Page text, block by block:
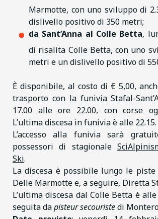
Marmotte, con uno sviluppo di
dislivello positivo di 350 metri;
da Sant’Anna al Colle Betta,
di risalita Colle Betta, con uno
metri e un dislivello positivo di
È disponibile, al costo di € 5,00,
trasporto con la funivia Stafal-
17.00 alle ore 22.00, con corse
L’ultima discesa in funivia è alle 22.15.
L’accesso alla funivia sarà
possessori di stagionale
Ski.
La discesa è possibile lungo le piste
Delle Marmotte e, a seguire, Diretta
L’ultima discesa dal Colle Betta è
seguita dapisteur secouristedi